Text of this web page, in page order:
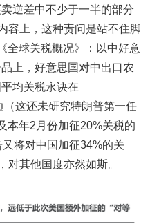
逆差中不少于一半的部分
容上，这种责问是站不住脚
全球关税概况》：以中好意
上，好意思国对中出口农
均关税永诀在
（这还未研究特朗普第一任
本年2月份加征20%关税的
将对中国加征34%的关
对其他国度亦然如斯。